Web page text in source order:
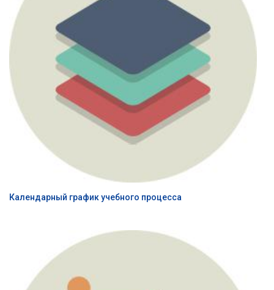
Календарный график учебного процесса